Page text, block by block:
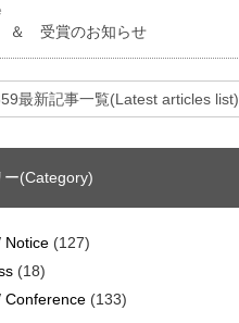
＆ 受賞のお知らせ
最新記事一覧(Latest articles list)
ー(Category)
Notice (127)
(18)
Conference (133)